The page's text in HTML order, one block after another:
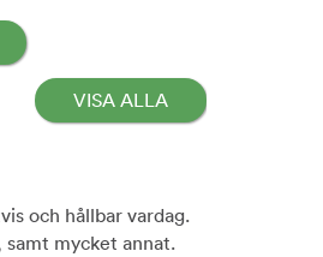
VISA ALLA
och hållbar vardag.
mycket annat.